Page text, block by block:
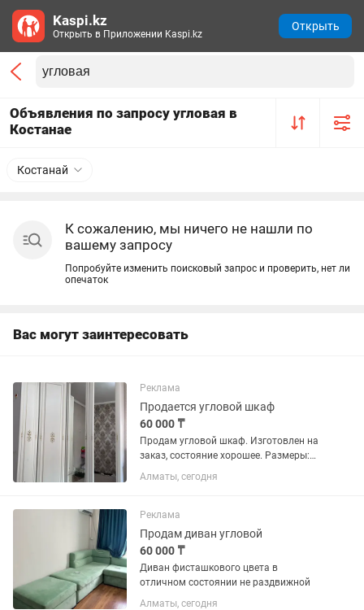
Объявления по запросу угловая в
Костанае
Костанай
К сожалению, мы ничего не нашли по
вашему запросу
Попробуйте изменить поисковый запрос и проверить, нет ли
опечаток
Вас могут заинтересовать
Реклама
Продается угловой шкаф
60 000 ₸
Продам угловой шкаф. Изготовлен на
заказ, состояние хорошее. Размеры:
210 × 170 × 50 см (высота × ширина ×
глубина). Две двери с зеркалами.
просторное отделение со...
Алматы, сегодня
Реклама
Продам диван угловой
60 000 ₸
Диван фисташкового цвета в
отличном состоянии не раздвижной
Алматы, сегодня
Kaspi.kz
Открыть в Приложении Kaspi.kz
Открыть